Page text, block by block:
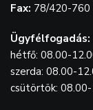
Fax: 78/420-760
Ügyfélfogadás:
hétfő: 08.00-
szerda: 08.00-
csütörtök: